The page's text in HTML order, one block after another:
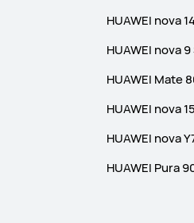
HUAWEI nova
HUAWEI nova 9
HUAWEI Mate
HUAWEI nova
HUAWEI nova
HUAWEI Pura